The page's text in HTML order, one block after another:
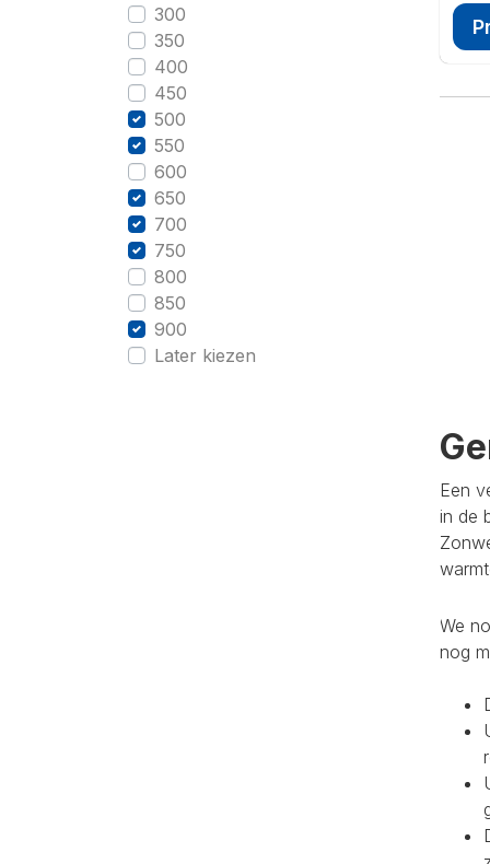
300
350
400
450
500
550
600
650
700
750
800
850
900
Later kiezen
Een
in de
We
nog